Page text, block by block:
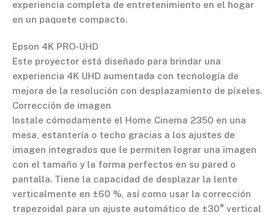
experiencia completa de entretenimiento en el hogar
en un paquete compacto.
Epson 4K PRO-UHD
Este proyector está diseñado para brindar una
experiencia 4K UHD aumentada con tecnología de
mejora de la resolución con desplazamiento de píxeles.
Corrección de imagen
Instale cómodamente el Home Cinema 2350 en una
mesa, estantería o techo gracias a los ajustes de
imagen integrados que le permiten lograr una imagen
con el tamaño y la forma perfectos en su pared o
pantalla. Tiene la capacidad de desplazar la lente
verticalmente en ±60 %, así como usar la corrección
trapezoidal para un ajuste automático de ±30° vertical